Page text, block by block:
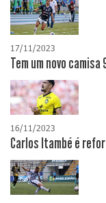
17/11/2023
Tem um novo camisa
16/11/2023
Carlos Itambé é